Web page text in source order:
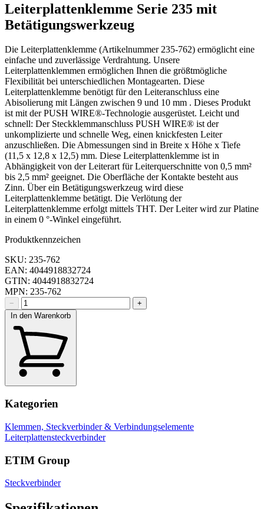
Leiterplattenklemme Serie 235 mit
Betätigungswerkzeug
Die Leiterplattenklemme (Artikelnummer 235-762) ermöglicht eine
einfache und zuverlässige Verdrahtung. Unsere
Leiterplattenklemmen ermöglichen Ihnen die größtmögliche
Flexibilität bei unterschiedlichen Montagearten. Diese
Leiterplattenklemme benötigt für den Leiteranschluss eine
Abisolierung mit Längen zwischen 9 und 10 mm . Dieses Produkt
ist mit der PUSH WIRE®-Technologie ausgerüstet. Leicht und
schnell: Der Steckklemmanschluss PUSH WIRE® ist der
unkomplizierte und schnelle Weg, einen knickfesten Leiter
anzuschließen. Die Abmessungen sind in Breite x Höhe x Tiefe
(11,5 x 12,8 x 12,5) mm. Diese Leiterplattenklemme ist in
Abhängigkeit von der Leiterart für Leiterquerschnitte von 0,5 mm²
bis 2,5 mm² geeignet. Die Oberfläche der Kontakte besteht aus
Zinn. Über ein Betätigungswerkzeug wird diese
Leiterplattenklemme betätigt. Die Verlötung der
Leiterplattenklemme erfolgt mittels THT. Der Leiter wird zur Platine
in einem 0 °-Winkel eingeführt.
Produktkennzeichen
SKU: 235-762
EAN: 4044918832724
GTIN: 4044918832724
MPN: 235-762
−
+
In den Warenkorb
Kategorien
Klemmen, Steckverbinder & Verbindungselemente
Leiterplattensteckverbinder
ETIM Group
Steckverbinder